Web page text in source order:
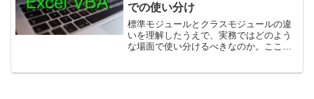
での使い分け
標準モジュールとクラスモジュールの違
いを理解したうえで、実務ではどのよう
な場面で使い分けるべきなのか。ここで